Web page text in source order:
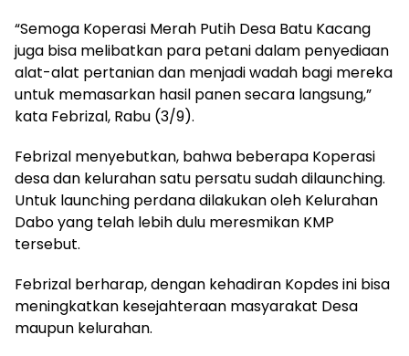
“Semoga Koperasi Merah Putih Desa Batu Kacang
juga bisa melibatkan para petani dalam penyediaan
alat-alat pertanian dan menjadi wadah bagi mereka
untuk memasarkan hasil panen secara langsung,”
kata Febrizal, Rabu (3/9).
Febrizal menyebutkan, bahwa beberapa Koperasi
desa dan kelurahan satu persatu sudah dilaunching.
Untuk launching perdana dilakukan oleh Kelurahan
Dabo yang telah lebih dulu meresmikan KMP
tersebut.
Febrizal berharap, dengan kehadiran Kopdes ini bisa
meningkatkan kesejahteraan masyarakat Desa
maupun kelurahan.